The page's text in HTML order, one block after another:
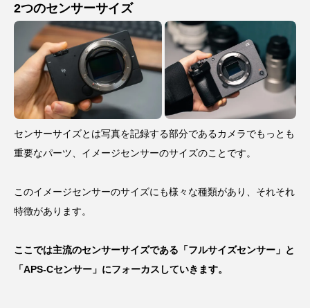
2つのセンサーサイズ
センサーサイズとは写真を記録する部分であるカメラでもっとも
重要なパーツ、イメージセンサーのサイズのことです。
このイメージセンサーのサイズにも様々な種類があり、それそれ
特徴があります。
ここでは主流のセンサーサイズである「フルサイズセンサー」と
「APS-Cセンサー」にフォーカスしていきます。